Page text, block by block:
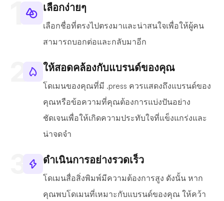
เลือกง่ายๆ
เลือกชื่อที่ตรงไปตรงมาและน่าสนใจเพื่อให้ผู้คน
สามารถบอกต่อและกลับมาอีก
ให้สอดคล้องกับแบรนด์ของคุณ
โดเมนของคุณที่มี .press ควรแสดงถึงแบรนด์ของ
คุณหรือข้อความที่คุณต้องการแบ่งปันอย่าง
ชัดเจนเพื่อให้เกิดความประทับใจที่แข็งแกร่งและ
น่าจดจำ
ดำเนินการอย่างรวดเร็ว
โดเมนสื่อสิ่งพิมพ์มีความต้องการสูง ดังนั้น หาก
คุณพบโดเมนที่เหมาะกับแบรนด์ของคุณ ให้คว้า